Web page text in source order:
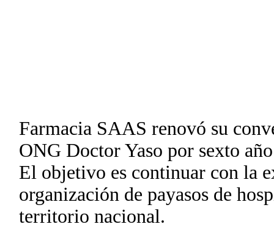
Farmacia SAAS renovó su
ONG Doctor Yaso por sexto
El objetivo es continuar con la
organización de payasos de
territorio nacional.